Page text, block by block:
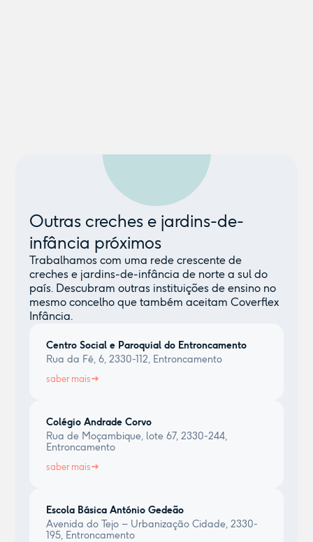
Outras creches e jardins-de-
infância próximos
Trabalhamos com uma rede crescente de
creches e jardins-de-infância de norte a sul do
país. Descubram outras instituições de ensino no
mesmo concelho que também aceitam Coverflex
Infância.
Centro Social e Paroquial do Entroncamento
Rua da Fé, 6, 2330-112, Entroncamento
saber mais
Colégio Andrade Corvo
Rua de Moçambique, lote 67, 2330-244,
Entroncamento
saber mais
Escola Básica António Gedeão
Avenida do Tejo – Urbanização Cidade, 2330-
195, Entroncamento